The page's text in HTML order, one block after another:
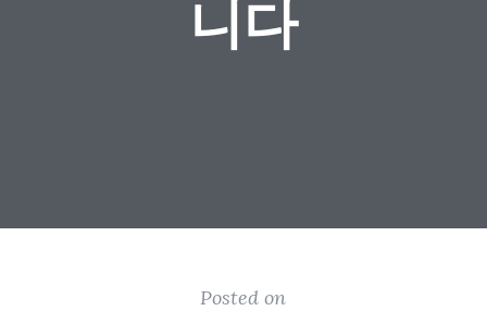
니다
Posted on